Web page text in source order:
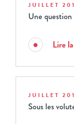
JUILLET
Une
Lire
JUILLET
Sous les